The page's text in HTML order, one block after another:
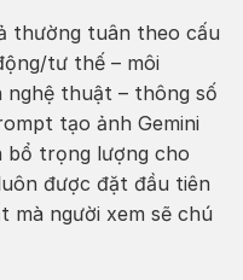
thường tuân theo cấu
tư thế – môi
nghệ thuật – thông số
tạo ảnh Gemini
bổ trọng lượng cho
được đặt đầu tiên
mà người xem sẽ chú